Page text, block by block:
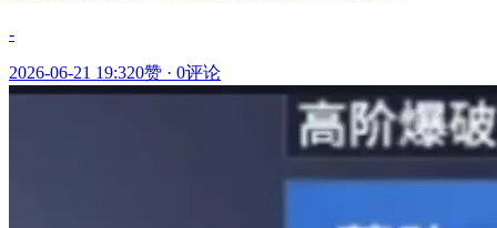
-
2026-06-21 19:320赞 · 0评论